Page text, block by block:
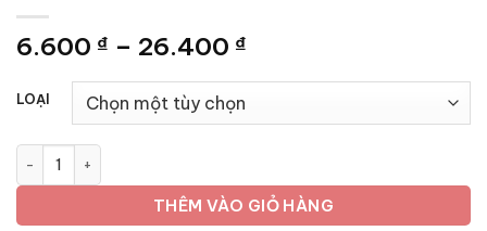
6.600 ₫ – 26.400 ₫
từ
6.600 ₫
LOẠI
Minh Huy Polyvitamin - Anti gumboro ( Gà) - gói 100g số lượng
THÊM VÀO GIỎ HÀNG